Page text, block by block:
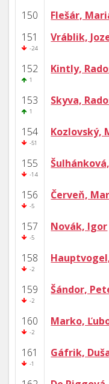
150
Flešár,
151
-24
Vráblik,
152
1
Kintly,
153
1
Skyva,
154
-51
Kozlovský,
155
-14
156
-5
Červeň,
157
-5
Novák, Igor
158
-2
159
-2
Šándor,
160
-2
Marko,
161
-1
Gáfrik,